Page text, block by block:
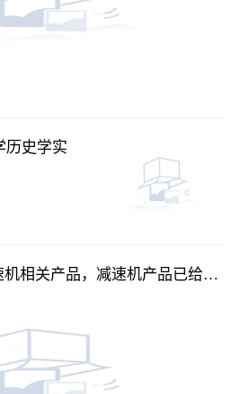
历史学实
相关产品，减速机产品已给东